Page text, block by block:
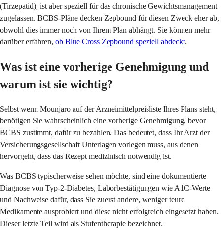
(Tirzepatid), ist aber speziell für das chronische Gewichtsmanagement
zugelassen. BCBS-Pläne decken Zepbound für diesen Zweck eher ab,
obwohl dies immer noch von Ihrem Plan abhängt. Sie können mehr
darüber erfahren, ob Blue Cross Zepbound speziell abdeckt.
Was ist eine vorherige Genehmigung und
warum ist sie wichtig?
Selbst wenn Mounjaro auf der Arzneimittelpreisliste Ihres Plans steht,
benötigen Sie wahrscheinlich eine vorherige Genehmigung, bevor
BCBS zustimmt, dafür zu bezahlen. Das bedeutet, dass Ihr Arzt der
Versicherungsgesellschaft Unterlagen vorlegen muss, aus denen
hervorgeht, dass das Rezept medizinisch notwendig ist.
Was BCBS typischerweise sehen möchte, sind eine dokumentierte
Diagnose von Typ-2-Diabetes, Laborbestätigungen wie A1C-Werte
und Nachweise dafür, dass Sie zuerst andere, weniger teure
Medikamente ausprobiert und diese nicht erfolgreich eingesetzt haben.
Dieser letzte Teil wird als Stufentherapie bezeichnet.